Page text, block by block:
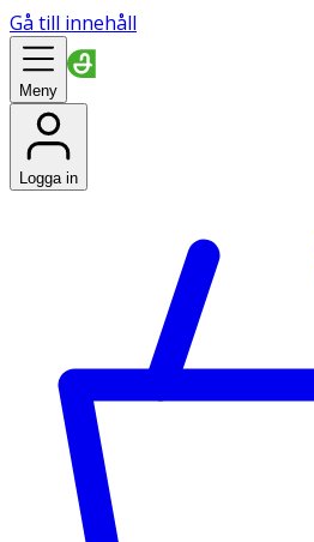
Gå till innehåll
Meny
Logga in